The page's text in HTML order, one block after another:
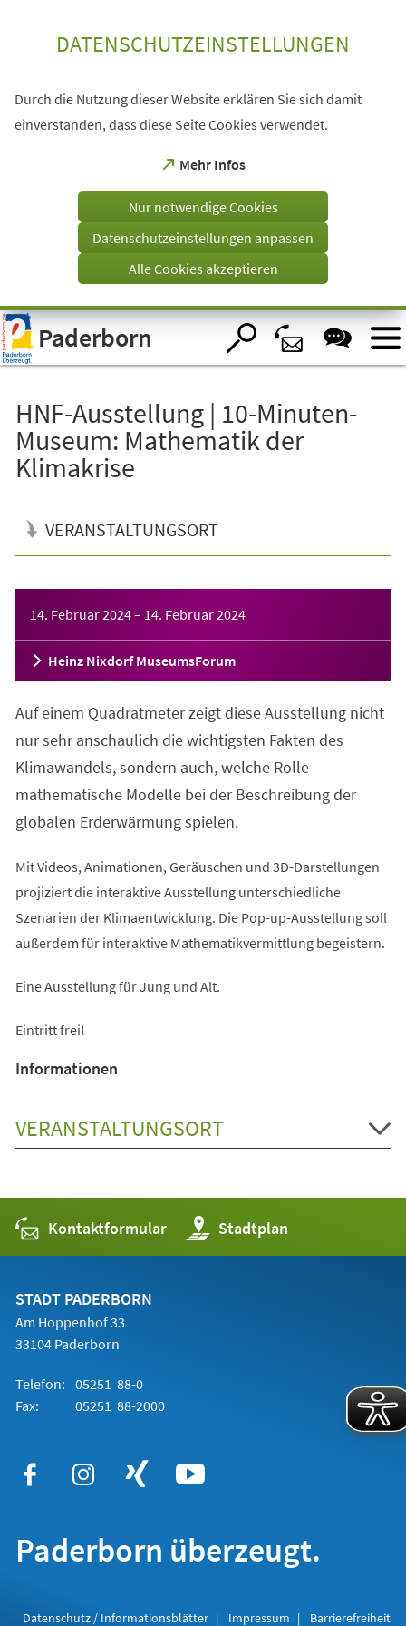
Visuelle
Assistenzsoftware
öffnen.
DATENSCHUTZEINSTELLUNGEN
Durch die Nutzung dieser Website erklären Sie sich damit
einverstanden, dass diese Seite Cookies verwendet.
Mehr Infos
(Öffnet
einem
Tab)
Nur notwendige Cookies
Datenschutzeinstellungen anpassen
Alle Cookies akzeptieren
Paderborn
HNF-Ausstellung | 10-Minuten-
Museum: Mathematik der
Klimakrise
VERANSTALTUNGSORT
14. Februar 2024– 14. Februar 2024
Heinz Nixdorf MuseumsForum
Auf einem Quadratmeter zeigt diese Ausstellung nicht
nur sehr anschaulich die wichtigsten Fakten des
Klimawandels, sondern auch, welche Rolle
mathematische Modelle bei der Beschreibung der
globalen Erderwärmung spielen.
Mit Videos, Animationen, Geräuschen und 3D-Darstellungen
projiziert die interaktive Ausstellung unterschiedliche
Szenarien der Klimaentwicklung. Die Pop-up-Ausstellung soll
außerdem für interaktive Mathematikvermittlung begeistern.
Eine Ausstellung für Jung und Alt.
Eintritt frei!
Informationen
VERANSTALTUNGSORT
Kontaktformular Stadtplan
(Öffnet
in
einem
STADT PADERBORN
Am Hoppenhof 33
33104 Paderborn
Telefon: 05251 88-0
Fax:
05251 88-2000
Paderborn überzeugt.
Datenschutz / Informationsblätter Impressum
Barrierefreiheit